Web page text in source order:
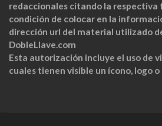
redaccionales citando la respectiva
condición de colocar en la
dirección url del material utilizado
DobleLlave.com
Esta autorización incluye el uso de
cuales tienen visible un ícono, logo